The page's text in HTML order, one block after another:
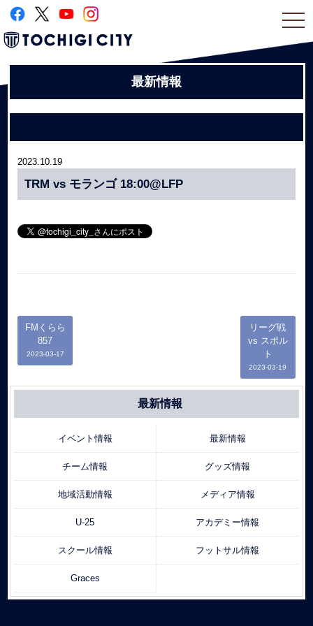
最新情報
2023.10.19
TRM vs モランゴ 18:00@LFP
FMくらら
857
2023-03-17
リーグ戦
vs スポル
ト
2023-03-19
最新情報
イベント情報 最新情報
チーム情報 グッズ情報
地域活動情報 メディア情報
U-25 アカデミー情報
スクール情報 フットサル情報
Graces